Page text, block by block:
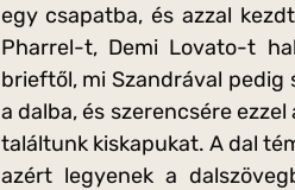
egy csapatba, és azzal
Pharrel-t, Demi Lovato-t
brieftől, mi Szandrával
a dalba, és szerencsére
találtunk kiskapukat. A dal
azért legyenek a